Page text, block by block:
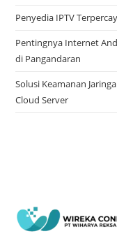
Penyedia IPTV
Pentingnya Internet
di Pangandaran
Solusi Keamanan
Cloud Server